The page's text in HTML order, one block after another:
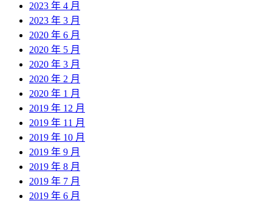
2023 年 4 月
2023 年 3 月
2020 年 6 月
2020 年 5 月
2020 年 3 月
2020 年 2 月
2020 年 1 月
2019 年 12 月
2019 年 11 月
2019 年 10 月
2019 年 9 月
2019 年 8 月
2019 年 7 月
2019 年 6 月